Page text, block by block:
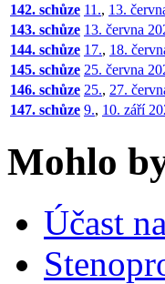
142. schůze 11., 13.
143. schůze 13. června
144. schůze 17., 18.
145. schůze 25. června
146. schůze 25., 27.
147. schůze 9., 10. září
Mohlo
Účast